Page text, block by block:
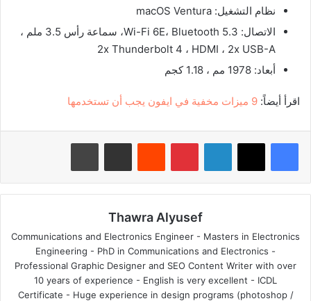
نظام التشغيل: macOS Ventura
الاتصال: Wi-Fi 6E، Bluetooth 5.3، سماعة رأس 3.5 ملم ،
2x Thunderbolt 4 ، HDMI ، 2x USB-A
أبعاد: 1978 مم ، 1.18 كجم
اقرأ أيضاً: 9 ميزات مخفية في ايفون يجب أن تستخدمها
لينكدإن بينتيريست
Thawra Alyusef
Communications and Electronics Engineer - Masters in Electronics
Engineering - PhD in Communications and Electronics -
Professional Graphic Designer and SEO Content Writer with over
10 years of experience - English is very excellent - ICDL
Certificate - Huge experience in design programs (photoshop /